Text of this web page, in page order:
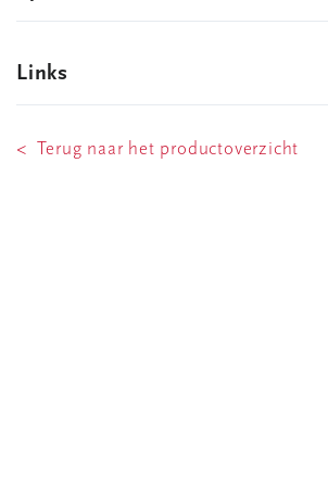
Links
< Terug naar het productoverzicht